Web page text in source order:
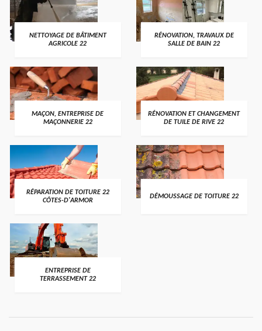
NETTOYAGE DE BÂTIMENT
AGRICOLE 22
RÉNOVATION, TRAVAUX DE
SALLE DE BAIN 22
MAÇON, ENTREPRISE DE
MAÇONNERIE 22
RÉNOVATION ET CHANGEMENT
DE TUILE DE RIVE 22
RÉPARATION DE TOITURE 22
CÔTES-D'ARMOR
DÉMOUSSAGE DE TOITURE 22
ENTREPRISE DE
TERRASSEMENT 22